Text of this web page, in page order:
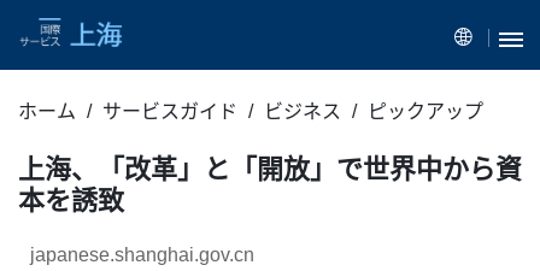
ホーム サービスガイド ビジネス ピックアップ
上海、「改革」と「開放」で世界中から資
本を誘致
japanese.shanghai.gov.cn